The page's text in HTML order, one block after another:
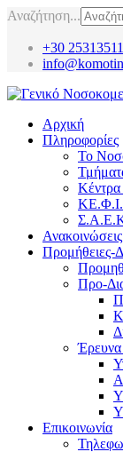
Αναζήτηση...
+30
Αρχική
Πληροφορίες
Το
Κέντρα
Ανακοινώσεις
Προμήθειες-
Προ-
Επικοινωνία